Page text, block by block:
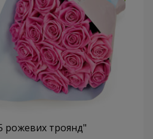
рожевих троянд"